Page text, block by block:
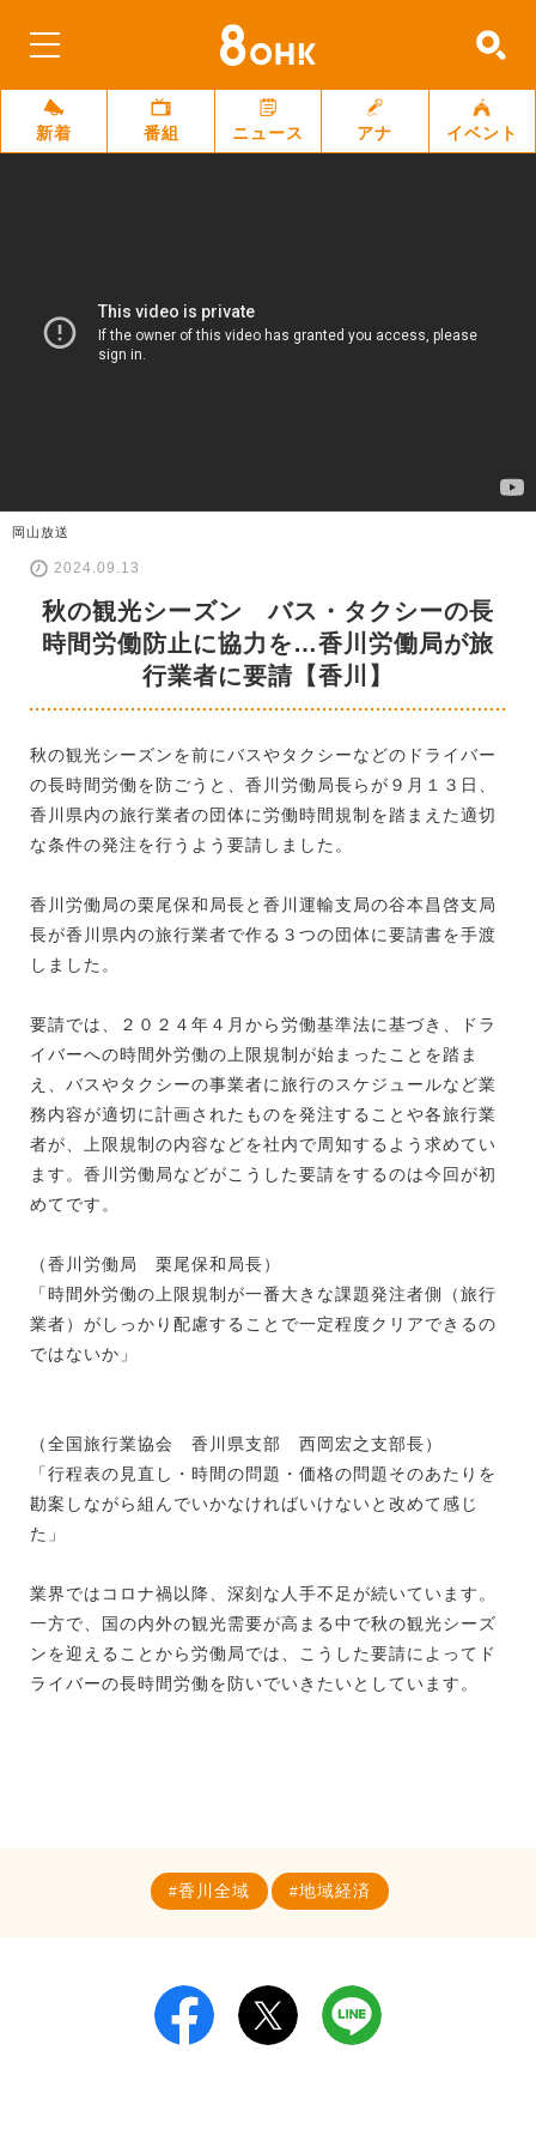
新着 番組 ニュース アナ イベント
岡山放送
2024.09.13
秋の観光シーズン バス・タクシーの長
時間労働防止に協力を…香川労働局が旅
行業者に要請【香川】
秋の観光シーズンを前にバスやタクシーなどのドライバー
の長時間労働を防ごうと、香川労働局長らが９月１３日、
香川県内の旅行業者の団体に労働時間規制を踏まえた適切
な条件の発注を行うよう要請しました。
香川労働局の栗尾保和局長と香川運輸支局の谷本昌啓支局
長が香川県内の旅行業者で作る３つの団体に要請書を手渡
しました。
要請では、２０２４年４月から労働基準法に基づき、ドラ
イバーへの時間外労働の上限規制が始まったことを踏ま
え、バスやタクシーの事業者に旅行のスケジュールなど業
務内容が適切に計画されたものを発注することや各旅行業
者が、上限規制の内容などを社内で周知するよう求めてい
ます。香川労働局などがこうした要請をするのは今回が初
めてです。
（香川労働局 栗尾保和局長）
「時間外労働の上限規制が一番大きな課題発注者側（旅行
業者）がしっかり配慮することで一定程度クリアできるの
ではないか」
（全国旅行業協会 香川県支部 西岡宏之支部長）
「行程表の見直し・時間の問題・価格の問題そのあたりを
勘案しながら組んでいかなければいけないと改めて感じ
た」
業界ではコロナ禍以降、深刻な人手不足が続いています。
一方で、国の内外の観光需要が高まる中で秋の観光シーズ
ンを迎えることから労働局では、こうした要請によってド
ライバーの長時間労働を防いでいきたいとしています。
香川全域 地域経済